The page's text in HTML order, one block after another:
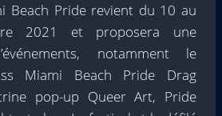
Beach Pride revient du 10 au
2021 et proposera une
notamment le
Miami Beach Pride Drag
pop-up Queer Art, Pride